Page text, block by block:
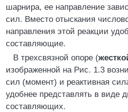
шарнира, ее направление
сил. Вместо отыскания
направления этой реакции
составляющие.
В трехсвязной опоре (
изображенной на Рис. 1.3
сил (момент) и реактивная
удобнее представлять в виде
составляющих.